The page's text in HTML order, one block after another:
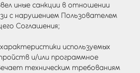
иные санкции в отношении
с нарушением Пользователем
Соглашения;
характеристики используемых
и/или программное
техническим требованиям